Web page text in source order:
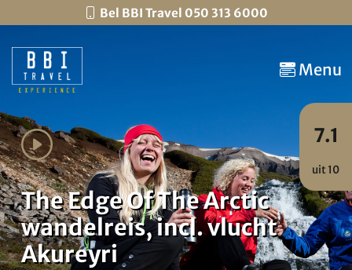
Bel BBI Travel 050 313 6000
Menu
7.1
uit 10
The Edge Of The Arctic
wandelreis, incl. vlucht
Akureyri